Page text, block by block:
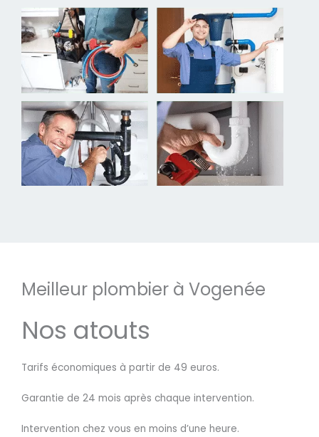
Meilleur plombier à Vogenée
Nos atouts
Tarifs économiques à partir de 49 euros.
Garantie de 24 mois après chaque intervention.
Intervention chez vous en moins d’une heure.